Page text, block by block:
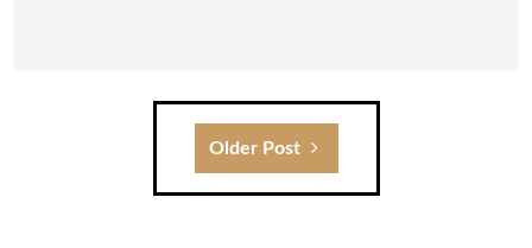
Older Post